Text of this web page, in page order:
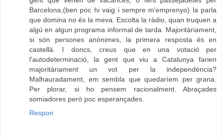
Barcelona,(ben poc hi vaig i sempre m'emprenyo) la parla
que domina no és la meva. Escolta la ràdio, quan truquen a
algú en algun programa informal de tarda. Majoritàriament,
si són persones anònimes, la primera resposta és en
castellà. I doncs, creus que en una votació per
l'autodeterminació, la gent que viu a Catalunya farien
majoritàriament un vot per la independència?
Malhauradament, em sembla que quedaríem per grana.
Per plorar, si ho pensem racionalment. Abraçades
somiadores però poc esperançades.
Respon